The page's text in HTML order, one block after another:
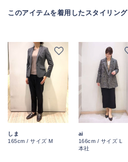
このアイテムを着用したスタイリング
しま
165cm / サイズ M
ai
166cm / サイズ L
本社